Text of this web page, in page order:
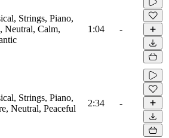
Strings, Piano,
Neutral, Calm,
1:04 -
Strings, Piano,
Neutral, Peaceful
2:34 -